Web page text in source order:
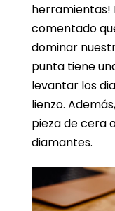
herramientas!
comentado
dominar
punta tiene
levantar los
lienzo.
pieza de cera
diamantes.